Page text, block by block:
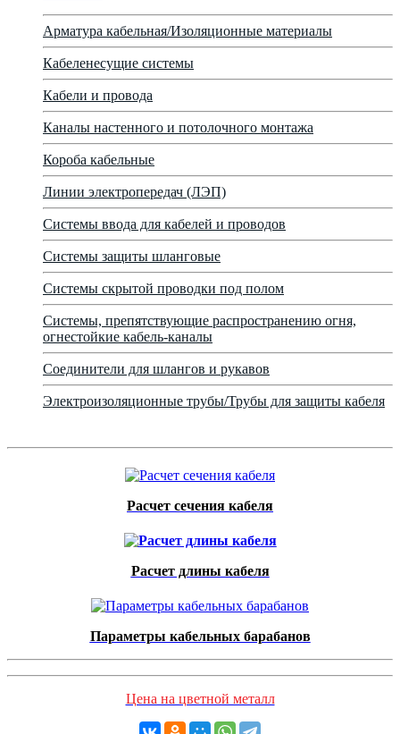
Арматура кабельная/Изоляционные материалы
Кабеленесущие системы
Кабели и провода
Каналы настенного и потолочного монтажа
Короба кабельные
Линии электропередач (ЛЭП)
Системы ввода для кабелей и проводов
Системы защиты шланговые
Системы скрытой проводки под полом
Системы, препятствующие распространению огня,
огнестойкие кабель-каналы
Соединители для шлангов и рукавов
Электроизоляционные трубы/Трубы для защиты кабеля
Расчет сечения кабеля
Расчет длины кабеля
Параметры кабельных барабанов
Цена на цветной металл